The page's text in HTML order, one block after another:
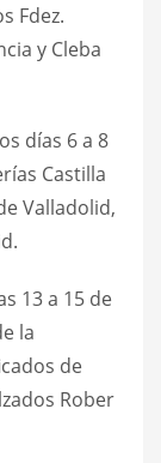
Fdez.
y Cleba
días 6 a 8
Castilla
Valladolid,
13 a 15 de
la
de
Rober